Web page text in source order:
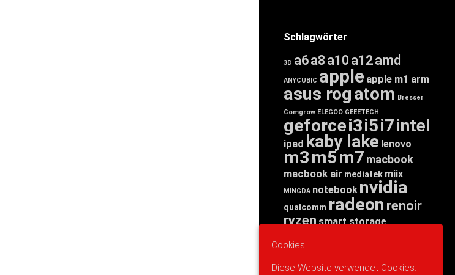
Schlagwörter
3D a6a8 a10 a12amd
ANYCUBIC apple apple m1 arm
asus rogatom Bresser
Comgrow ELEGOO GEEETECH
geforcei3i5i7intel
ipad kaby lake lenovo
m3m5m7 macbook
macbook air mediatek miix
MINGDA notebook nvidia
qualcomm radeon renoir
ryzensmart storage
threadripper
Cookies
Diese Website verwendet Cookies: